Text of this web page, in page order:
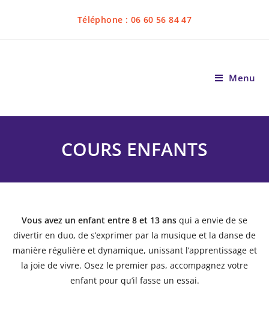
Téléphone : 06 60 56 84 47
Menu
COURS ENFANTS
Vous avez un enfant entre 8 et 13 ans qui a envie de se
divertir en duo, de s’exprimer par la musique et la danse de
manière régulière et dynamique, unissant l’apprentissage et
la joie de vivre. Osez le premier pas, accompagnez votre
enfant pour qu’il fasse un essai.